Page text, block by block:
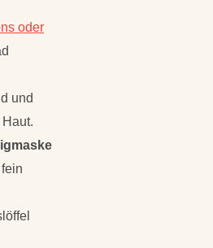
oder
und